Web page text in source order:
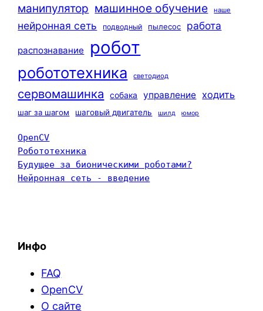
манипулятор машинное обучение наше
нейронная сеть подводный пылесос работа
распознавание робот
робототехника светодиод
сервомашинка собака управление ходить
шаг за шагом шаговый двигатель шилд юмор
OpenCV
Робототехника
Будущее за бионическими роботами?
Нейронная сеть - введение
Инфо
FAQ
OpenCV
О сайте